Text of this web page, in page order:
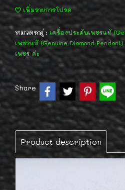
เพิ่มรายการโปรด
หมวดหมู่ : เครื่องประดับเพชรแท้
เพชรแท้ (Genuine Diamond Pendant)
เพชร ค่ะ
Share
Product description